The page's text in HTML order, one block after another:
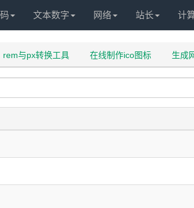
文本数字 网络 站长 计
rem与px转换工具 在线制作ico图标 生成